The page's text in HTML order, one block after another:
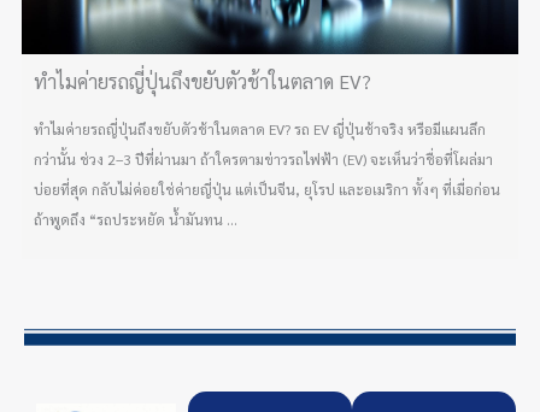
ทำไมค่ายรถญี่ปุ่นถึงขยับตัวช้าในตลาด EV?
ทำไมค่ายรถญี่ปุ่นถึงขยับตัวช้าในตลาด EV? รถ EV ญี่ปุ่นช้าจริง หรือมีแผนลึก
กว่านั้น ช่วง 2–3 ปีที่ผ่านมา ถ้าใครตามข่าวรถไฟฟ้า (EV) จะเห็นว่าชื่อที่โผล่มา
บ่อยที่สุด กลับไม่ค่อยใช่ค่ายญี่ปุ่น แต่เป็นจีน, ยุโรป และอเมริกา ทั้งๆ ที่เมื่อก่อน
ถ้าพูดถึง “รถประหยัด น้ำมันทน ...